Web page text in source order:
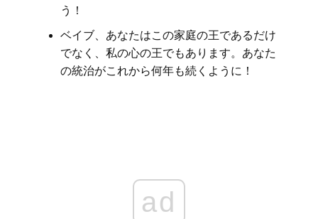
う！
ベイブ、あなたはこの家庭の王であるだけ
でなく、私の心の王でもあります。あなた
の統治がこれから何年も続くように！
ad